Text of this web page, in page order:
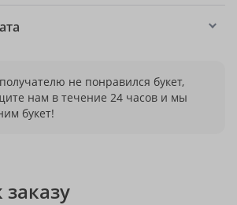
не понравился букет,
нам в течение 24 часов и мы
букет!